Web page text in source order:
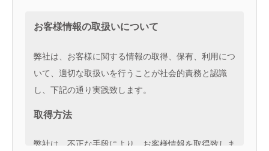
お客様情報の取扱いについて
弊社は、お客様に関する情報の取得、保有、利用につ
いて、適切な取扱いを行うことが社会的責務と認識
し、下記の通り実践致します。
取得方法
弊社は、不正な手段により、お客様情報を取得致しま